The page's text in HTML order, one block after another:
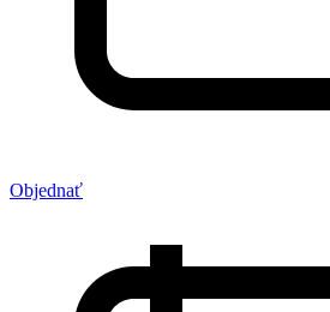
Objednať